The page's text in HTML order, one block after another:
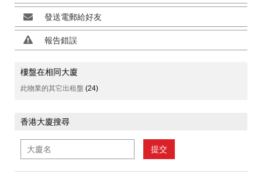
發送電郵給好友
報告錯誤
樓盤在相同大廈
此物業的其它出租盤 (24)
香港大廈搜尋
提交